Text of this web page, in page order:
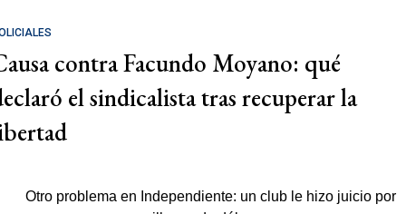
contra Facundo Moyano: qué
el sindicalista tras recuperar la